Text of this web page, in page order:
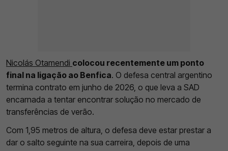
Nicolás Otamendi colocou recentemente um ponto
final na ligação ao Benfica. O defesa central argentino
termina contrato em junho de 2026, o que leva a SAD
encarnada a tentar encontrar solução no mercado de
transferências de verão.
Com 1,95 metros de altura, o defesa deve estar prestar a
dar o salto seguinte na sua carreira, depois de uma